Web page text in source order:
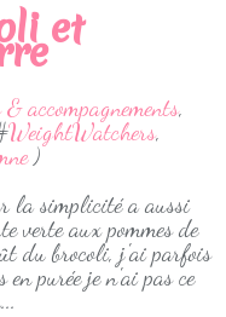
et
& accompagnements,
WeightWatchers,
)
la simplicité a aussi
verte aux pommes de
du brocoli, j'ai parfois
purée je n'ai pas ce